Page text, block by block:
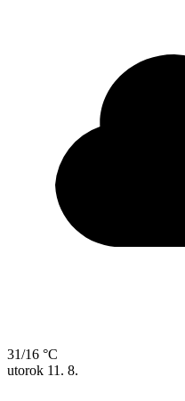
31/16 °C
utorok 11. 8.